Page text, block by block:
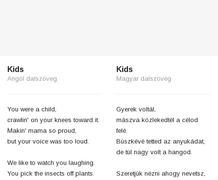
Kids
Angol dalszöveg
You were a child,
crawlin' on your knees toward it.
Makin' mama so proud,
but your voice was too loud.
We like to watch you laughing.
You pick the insects off plants.
Kids
Magyar dalszöveg
Gyerek voltál,
mászva közlekedtél a célod
felé.
Büszkévé tetted az anyukádat,
de túl nagy volt a hangod.
Szeretjük nézni ahogy nevetsz,